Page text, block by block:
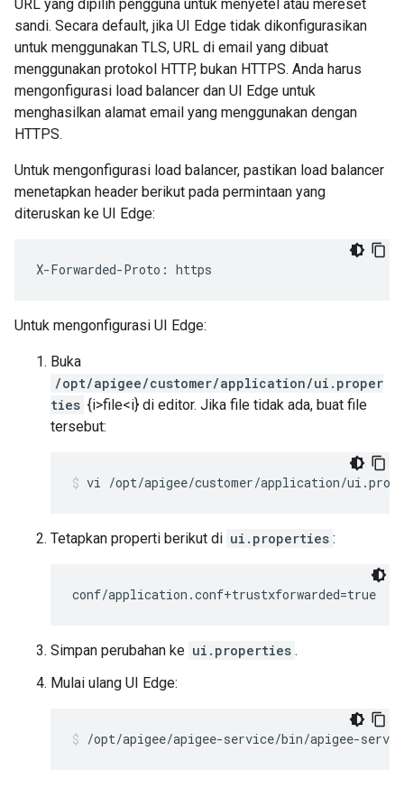
URL yang dipilih pengguna untuk menyetel atau mereset
sandi. Secara default, jika UI Edge tidak dikonfigurasikan
untuk menggunakan TLS, URL di email yang dibuat
menggunakan protokol HTTP, bukan HTTPS. Anda harus
mengonfigurasi load balancer dan UI Edge untuk
menghasilkan alamat email yang menggunakan dengan
HTTPS.
Untuk mengonfigurasi load balancer, pastikan load balancer
menetapkan header berikut pada permintaan yang
diteruskan ke UI Edge:
X-Forwarded-Proto: https
Untuk mengonfigurasi UI Edge:
Buka
/opt/apigee/customer/application/ui.proper
ties {i>file<i} di editor. Jika file tidak ada, buat file
tersebut:
vi /opt/apigee/customer/application/
Tetapkan properti berikut di ui.properties :
conf/application.conf+trustxforwarded=true
Simpan perubahan ke ui.properties .
Mulai ulang UI Edge:
/opt/apigee/apigee-service/bin/apigee-